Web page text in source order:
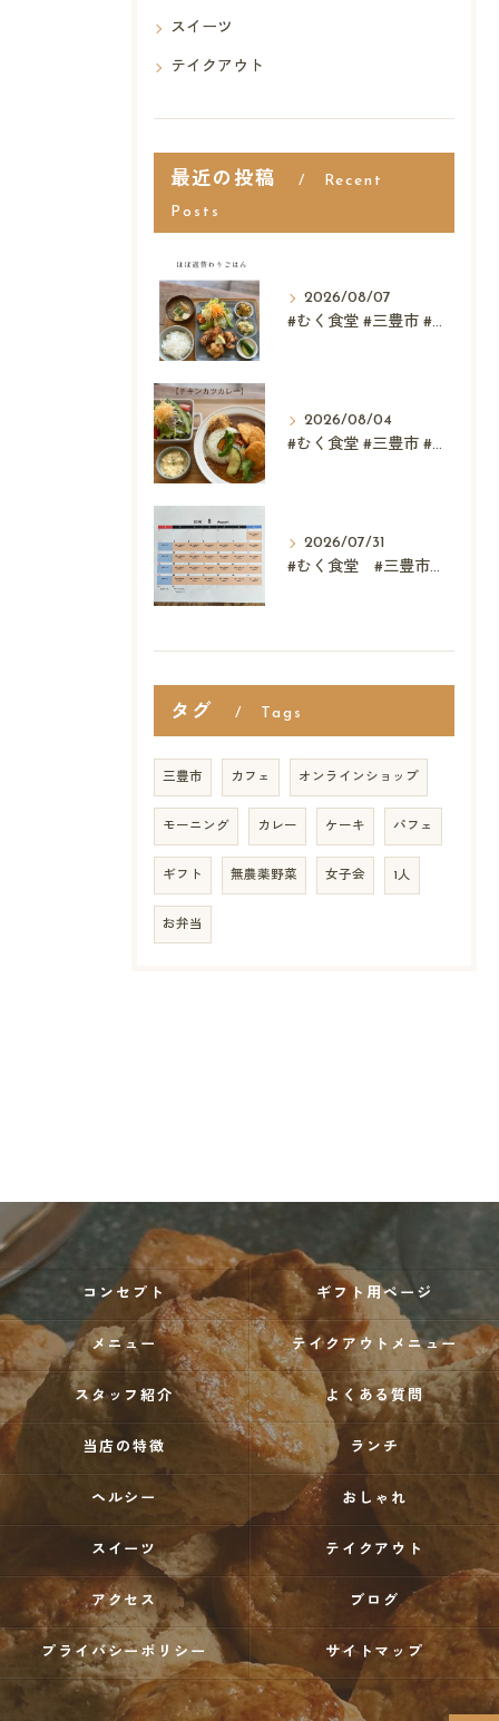
スイーツ
テイクアウト
最近の投稿 Recent
Posts
2026/08/07
#むく食堂 #三豊市 #レストラン #テイクアウト #父...
2026/08/04
#むく食堂 #三豊市 #テイクアウト #高屋神社 #...
2026/07/31
#むく食堂 #三豊市 #レストラン #ランチ #スウィーツ
タグ Tags
三豊市 カフェ オンラインショップ
モーニング カレー ケーキ パフェ
ギフト 無農薬野菜 女子会 1人
お弁当
コンセプト ギフト用ページ
メニュー テイクアウトメニュー
スタッフ紹介 よくある質問
当店の特徴 ランチ
ヘルシー おしゃれ
スイーツ テイクアウト
アクセス ブログ
プライバシーポリシー サイトマップ